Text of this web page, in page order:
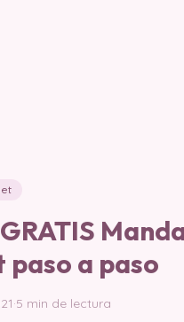
paso a paso
·5 min de lectura